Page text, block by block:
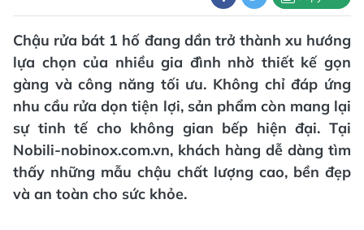
Chậu rửa bát 1 hố đang dần trở thành xu hướng
lựa chọn của nhiều gia đình nhờ thiết kế gọn
gàng và công năng tối ưu. Không chỉ đáp ứng
nhu cầu rửa dọn tiện lợi, sản phẩm còn mang lại
sự tinh tế cho không gian bếp hiện đại. Tại
Nobili-nobinox.com.vn, khách hàng dễ dàng tìm
thấy những mẫu chậu chất lượng cao, bền đẹp
và an toàn cho sức khỏe.